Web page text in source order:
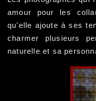
amour pour les
qu'elle ajoute à ses
charmer plusieurs
naturelle et sa